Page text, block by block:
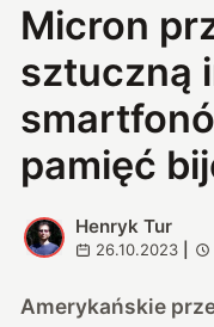
Micron
sztuczną
pamięć
H
Henryk Tur
26.10.2023
Amerykańskie